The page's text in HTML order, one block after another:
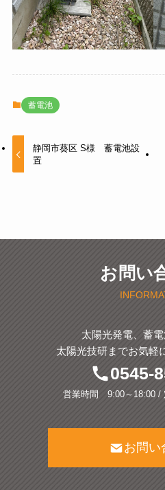
蓄電池
静岡市葵区 S様 蓄電池設
置
お問い
太陽光発電、蓄
太陽光技研までお気軽
0545-
営業時間 9:00～18:00 /
お問い